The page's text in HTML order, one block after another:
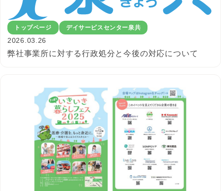
トップページ デイサービスセンター泉共
2026.03.26
弊社事業所に対する行政処分と今後の対応について